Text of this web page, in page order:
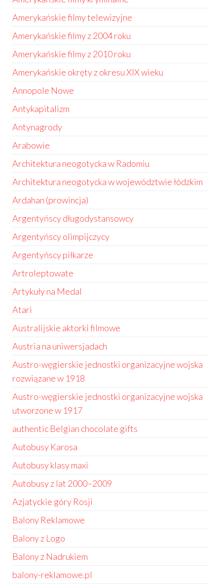
Amerykańskie filmy telewizyjne
Amerykańskie filmy z 2004 roku
Amerykańskie filmy z 2010 roku
Amerykańskie okręty z okresu XIX wieku
Annopole Nowe
Antykapitalizm
Antynagrody
Arabowie
Architektura neogotycka w Radomiu
Architektura neogotycka w województwie łódzkim
Ardahan (prowincja)
Argentyńscy długodystansowcy
Argentyńscy olimpijczycy
Argentyńscy piłkarze
Artroleptowate
Artykuły na Medal
Atari
Australijskie aktorki filmowe
Austria na uniwersjadach
Austro-węgierskie jednostki organizacyjne wojska
rozwiązane w 1918
Austro-węgierskie jednostki organizacyjne wojska
utworzone w 1917
authentic Belgian chocolate gifts
Autobusy Karosa
Autobusy klasy maxi
Autobusy z lat 2000–2009
Azjatyckie góry Rosji
Balony Reklamowe
Balony z Logo
Balony z Nadrukiem
balony-reklamowe.pl